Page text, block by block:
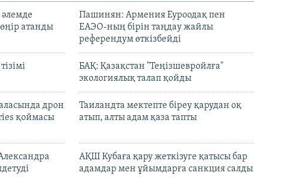
атанды
Пашинян: Армения Еуроодақ пен
ЕАЭО-ның бірін таңдау жайлы
референдум өткізбейді
БАҚ: Қазақстан "Теңізшевройлға"
экологиялық талап қойды
дрон
қоймасы
Таиландта мектепте біреу қарудан оқ
атып, алты адам қаза тапты
АҚШ Кубаға қару жеткізуге қатысы бар
адамдар мен ұйымдарға санкция салды